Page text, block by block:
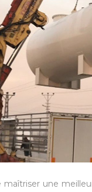
une